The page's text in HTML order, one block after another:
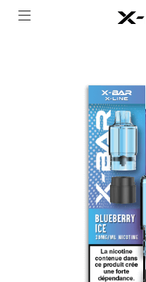
COLLECTIONS
NOUS CONTACTER
FOIRE AUX QUESTIONS
DEVENIR REVENDEUR
MON COMPTE